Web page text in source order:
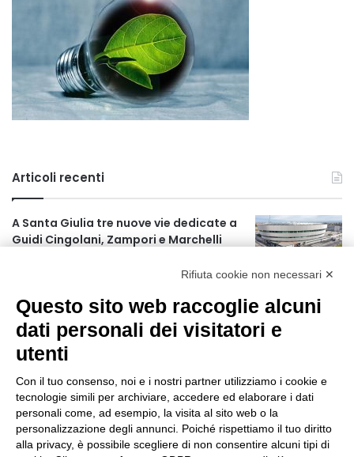
Articoli recenti
A Santa Giulia tre nuove vie dedicate a
Guidi Cingolani, Zampori e Marchelli
concorsi internazionali
22 ore fa
Rapporto OsMed 2025 sull’uso dei
farmaci in Italia
22 ore fa
Un nuovo modello di IA stima il volume
dei ghiacciai del pianeta
Rifiuta cookie non necessari ✕
Questo sito web raccoglie alcuni
dati personali dei visitatori e
utenti
Con il tuo consenso, noi e i nostri partner utilizziamo i cookie e
tecnologie simili per archiviare, accedere ed elaborare i dati
personali come, ad esempio, la visita al sito web o la
personalizzazione degli annunci. Poiché rispettiamo il tuo diritto
alla privacy, è possibile scegliere di non consentire alcuni tipi di